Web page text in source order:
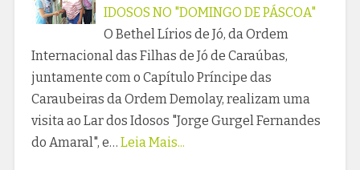
IDOSOS NO "DOMINGO DE PÁSCOA"
O Bethel Lírios de Jó, da Ordem
Internacional das Filhas de Jó de Caraúbas,
juntamente com o Capítulo Príncipe das
Caraubeiras da Ordem Demolay, realizam uma
visita ao Lar dos Idosos "Jorge Gurgel Fernandes
do Amaral", e… Leia Mais...